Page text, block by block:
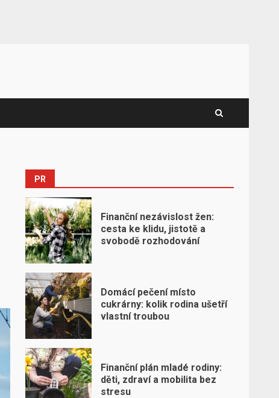
PR
Finanční nezávislost žen:
cesta ke klidu, jistotě a
svobodě rozhodování
Domácí pečení místo
cukrárny: kolik rodina ušetří
vlastní troubou
Finanční plán mladé rodiny:
děti, zdraví a mobilita bez
stresu